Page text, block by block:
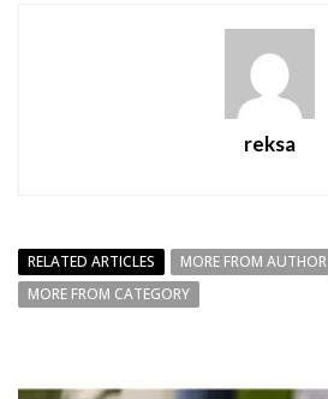
reksa
RELATED ARTICLES
MORE FROM AUTHOR
MORE FROM CATEGORY